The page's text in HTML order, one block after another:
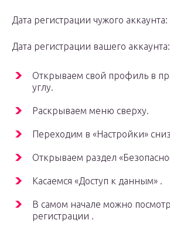
Дата регистрации чужого аккаунта:
Дата регистрации вашего аккаунта:
Открываем свой профиль в
углу.
Раскрываем меню сверху.
Переходим в «Настройки»
Открываем раздел
Касаемся «Доступ к данным» .
В самом начале можно
регистрации .